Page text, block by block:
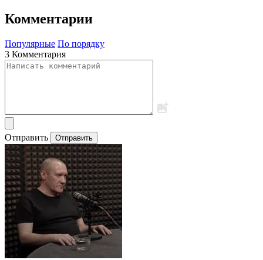
Комментарии
Популярные По порядку
3 Комментария
Отправить Отправить